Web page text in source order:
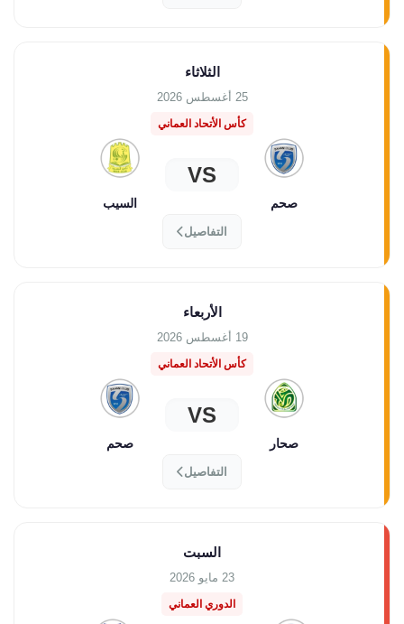
الثلاثاء
25 أغسطس 2026
كأس الأتحاد العماني
صحم
VS
السيب
التفاصيل
الأربعاء
19 أغسطس 2026
كأس الأتحاد العماني
صحار
VS
صحم
التفاصيل
السبت
23 مايو 2026
الدوري العماني